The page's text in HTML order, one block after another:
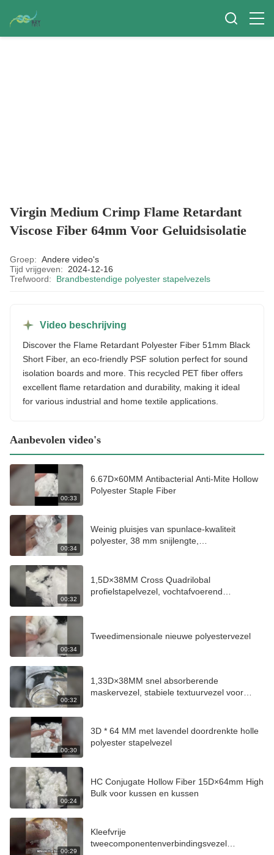
Virgin Medium Crimp Flame Retardant
Viscose Fiber 64mm Voor Geluidsisolatie
Groep: Andere video's
Tijd vrijgeven:
2024-12-16
Trefwoord:
Brandbestendige polyester stapelvezels
Video beschrijving
Discover the Flame Retardant Polyester Fiber 51mm Black
Short Fiber, an eco-friendly PSF solution perfect for sound
isolation boards and more. This recycled PET fiber offers
excellent flame retardation and durability, making it ideal
for various industrial and home textile applications.
Aanbevolen video's
00:33
6.67D×60MM Antibacterial Anti-Mite Hollow
Polyester Staple Fiber
00:34
Weinig pluisjes van spunlace-kwaliteit
polyester, 38 mm snijlengte,
00:32
1,5D×38MM Cross Quadrilobal
profielstapelvezel, vochtafvoerend
00:34
Tweedimensionale nieuwe polyestervezel
00:32
1,33D×38MM snel absorberende
maskervezel, stabiele textuurvezel voor
00:30
3D * 64 MM met lavendel doordrenkte holle
polyester stapelvezel
00:24
HC Conjugate Hollow Fiber 15D×64mm High
Bulk voor kussen en kussen
00:29
Kleefvrije
tweecomponentenverbindingsvezel